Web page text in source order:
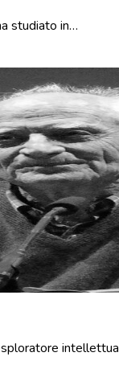
studiato in…